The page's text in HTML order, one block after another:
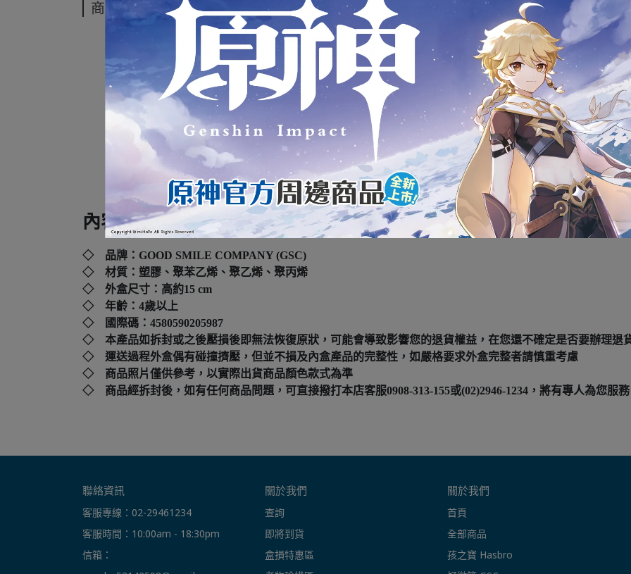
商品介紹
代理版 GSC MFfigma
狼與辛香料 647 赫蘿 可動
全新未拆封
下標前請先詢問
內容規格：
◇ 品牌： GOOD SMILE COMPANY (GSC)
◇ 材質：塑膠、聚苯乙烯、聚乙烯、聚丙烯
◇ 外盒尺寸：高約15 cm
◇ 年齡：4歲以上
◇ 國際碼： 4580590205987
◇ 本產品如拆封或之後壓損後即無法恢復原狀，可能會導致影響您的退貨權益，在您還不確定是否要辦理退
◇ 運送過程外盒偶有碰撞擠壓，但並不損及內盒產品的完整性，如嚴格要求外盒完整者請慎重考慮
◇ 商品照片僅供參考，以實際出貨商品顏色款式為準
◇ 商品經拆封後，如有任何商品問題，可直接撥打本店客服0908-313-155或(02)2946-1234，將有專人為您服務
聯絡資訊
客服專線：02-29461234
客服時間：10:00am - 18:30pm
信箱：
關於我們
查詢
即將到貨
盒損特惠區
關於我們
首頁
全部商品
孩之寶 Hasbro